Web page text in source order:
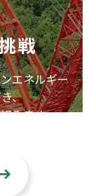
戦
エネルギー
、
みます。